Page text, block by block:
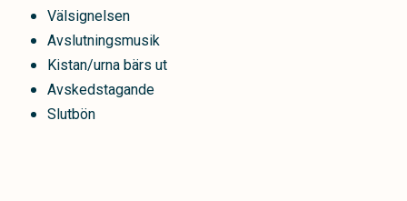
Välsignelsen
Avslutningsmusik
Kistan/urna bärs ut
Avskedstagande
Slutbön